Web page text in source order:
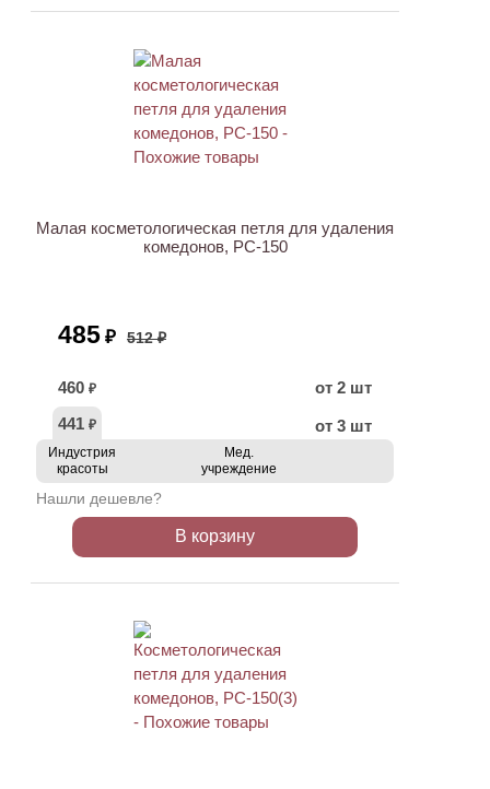
Малая косметологическая петля для удаления
комедонов, PC-150
485 ₽ 512 ₽
460 ₽
от 2 шт
441 ₽ от 3 шт
Индустрия
красоты
Мед.
учреждение
Нашли дешевле?
В корзину